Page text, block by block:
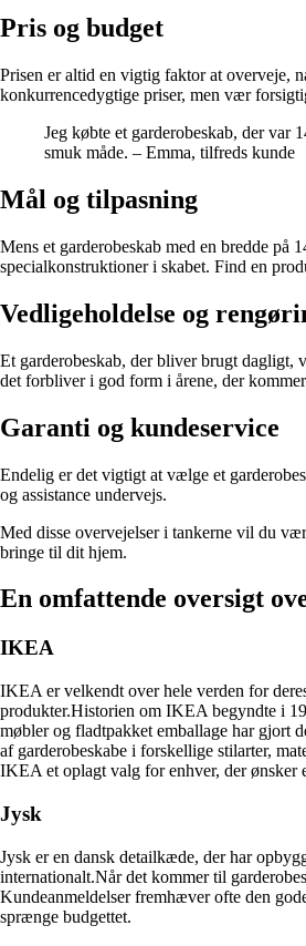
Pris og budget
Prisen er altid en vigtig faktor at overveje,
konkurrencedygtige priser, men vær
Jeg købte et garderobeskab, der var
smuk måde. – Emma, tilfreds kunde
Mål og tilpasning
Mens et garderobeskab med en bredde
specialkonstruktioner i skabet. Find en
Vedligeholdelse og
Et garderobeskab, der bliver brugt dagligt,
det forbliver i god form i årene, der
Garanti og kundeservice
Endelig er det vigtigt at vælge et
og assistance undervejs.
Med disse overvejelser i tankerne vil du
bringe til dit hjem.
En omfattende oversigt
IKEA
IKEA er velkendt over hele verden for
produkter.Historien om IKEA begyndte i
møbler og fladtpakket emballage har gjort
af garderobeskabe i forskellige stilarter,
IKEA et oplagt valg for enhver, der ønsker
Jysk
Jysk er en dansk detailkæde, der har
internationalt.Når det kommer til
Kundeanmeldelser fremhæver ofte den
sprænge budgettet.